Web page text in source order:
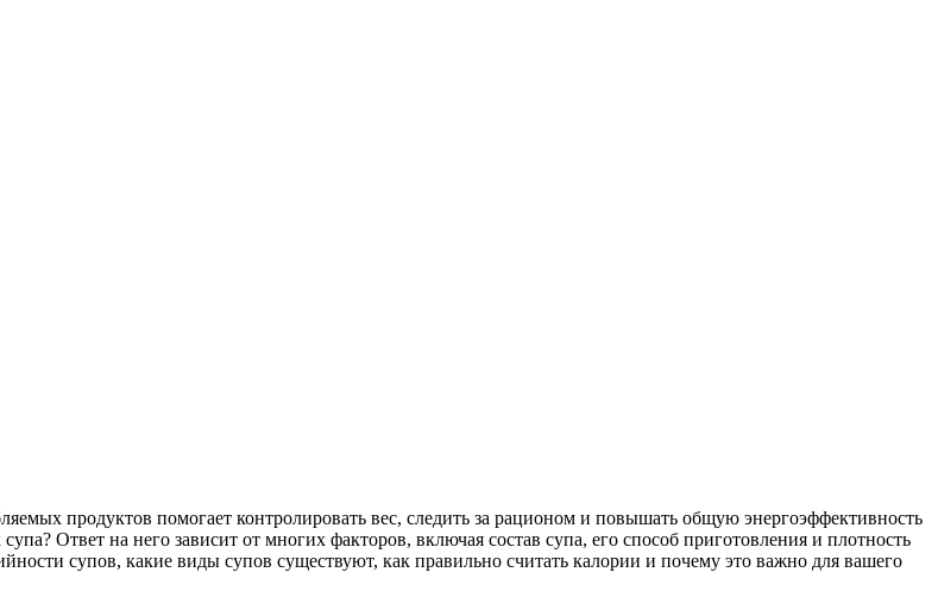
продуктов помогает контролировать вес, следить за рационом и повышать общую энергоэффективность
Ответ на него зависит от многих факторов, включая состав супа, его способ приготовления и плотность
супов, какие виды супов существуют, как правильно считать калории и почему это важно для вашего